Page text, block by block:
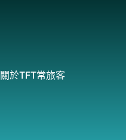
關於TFT常旅客